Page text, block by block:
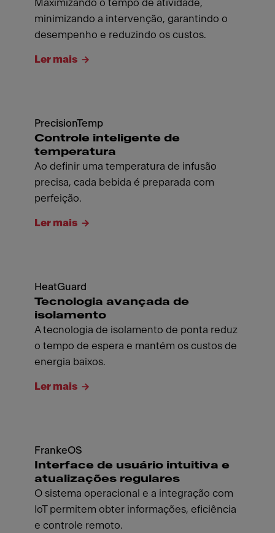
Maximizando o tempo de atividade,
minimizando a intervenção, garantindo o
desempenho e reduzindo os custos.
Ler mais
PrecisionTemp
Controle inteligente de
temperatura
Ao definir uma temperatura de infusão
precisa, cada bebida é preparada com
perfeição.
Ler mais
HeatGuard
Tecnologia avançada de
isolamento
A tecnologia de isolamento de ponta reduz
o tempo de espera e mantém os custos de
energia baixos.
Ler mais
FrankeOS
Interface de usuário intuitiva e
atualizações regulares
O sistema operacional e a integração com
IoT permitem obter informações, eficiência
e controle remoto.